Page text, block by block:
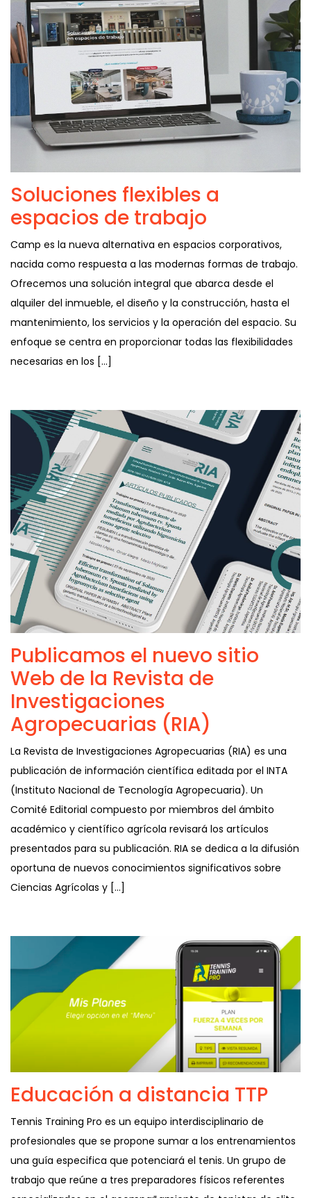
Soluciones flexibles a
espacios de trabajo
Camp es la nueva alternativa en espacios corporativos,
nacida como respuesta a las modernas formas de trabajo.
Ofrecemos una solución integral que abarca desde el
alquiler del inmueble, el diseño y la construcción, hasta el
mantenimiento, los servicios y la operación del espacio. Su
enfoque se centra en proporcionar todas las flexibilidades
necesarias en los […]
Publicamos el nuevo sitio
Web de la Revista de
Investigaciones
Agropecuarias (RIA)
La Revista de Investigaciones Agropecuarias (RIA) es una
publicación de información científica editada por el INTA
(Instituto Nacional de Tecnología Agropecuaria). Un
Comité Editorial compuesto por miembros del ámbito
académico y científico agrícola revisará los artículos
presentados para su publicación. RIA se dedica a la difusión
oportuna de nuevos conocimientos significativos sobre
Ciencias Agrícolas y […]
Educación a distancia TTP
Tennis Training Pro es un equipo interdisciplinario de
profesionales que se propone sumar a los entrenamientos
una guía especifica que potenciará el tenis. Un grupo de
trabajo que reúne a tres preparadores físicos referentes